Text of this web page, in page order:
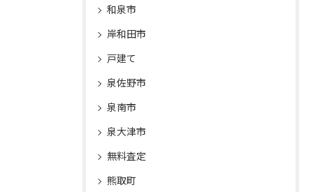
和泉市
岸和田市
戸建て
泉佐野市
泉南市
泉大津市
無料査定
熊取町